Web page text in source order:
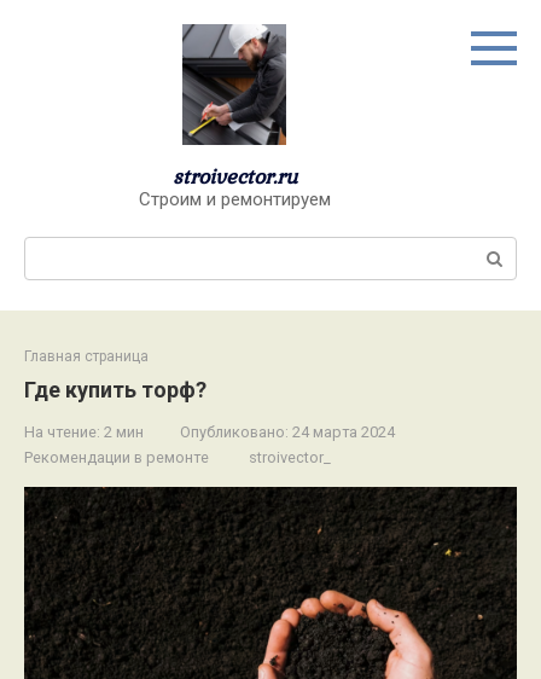
stroivector.ru
Строим и ремонтируем
Главная страница
Где купить торф?
На чтение: 2 мин Опубликовано: 24 марта 2024
Рекомендации в ремонте
stroivector_